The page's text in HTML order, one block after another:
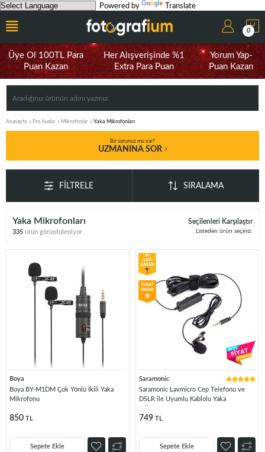
Powered by Translate
0
Üye Ol 100TL Para
Puan Kazan
Her Alışverişinde %1
Extra Para Puan
Yorum Yap-
Puan Kazan
Anasayfa Pro Audio Mikrofonlar Yaka Mikrofonları
Bir sorunuz mu var?
UZMANINA SOR
FILTRELE SIRALAMA
Yaka Mikrofonları
335 ürün görüntüleniyor.
Seçilenleri Karşılaştır
Listeden ürün seçiniz.
Boya
Boya BY-M1DM Çok Yönlü İkili Yaka
Mikrofonu
850 TL
Sepete Ekle
Saramonic
Saramonic Lavmicro Cep Telefonu ve
DSLR ile Uyumlu Kablolu Yaka
749 TL
Sepete Ekle